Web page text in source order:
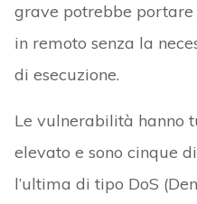
grave potrebbe portare
in remoto senza la
di esecuzione.
Le vulnerabilità hanno
elevato e sono cinque
l’ultima di tipo DoS